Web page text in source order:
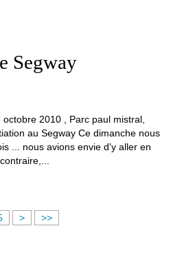
Segway
octobre 2010 , Parc paul mistral,
au Segway Ce dimanche nous
... nous avions envie d'y aller en
> >>